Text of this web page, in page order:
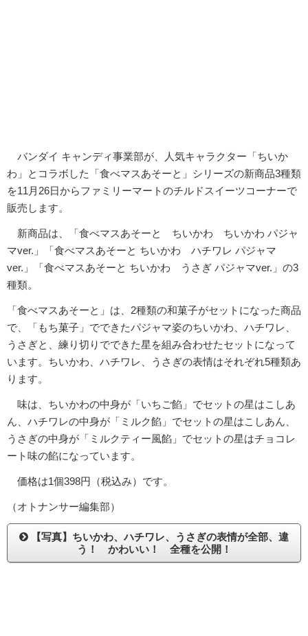
バンダイ キャンディ事業部が、人気キャラクター「ちいか
わ」とコラボした「食べマスあそーと」シリーズの新商品3種類
を11月26日からファミリーマートのチルドスイーツコーナーで
販売します。
新商品は、「食べマスあそーと ちいかわ ちいかわ パジャ
マver.」「食べマスあそーと ちいかわ ハチワレ パジャマ
ver.」「食べマスあそーと ちいかわ うさぎ パジャマver.」の3
種類。
「食べマスあそーと」は、2種類の和菓子がセットになった商品
で、「もち菓子」でできたパジャマ姿のちいかわ、ハチワレ、
うさぎと、練り切りでできた星を組み合わせたセットになって
います。ちいかわ、ハチワレ、うさぎの表情はそれぞれ5種類あ
ります。
味は、ちいかわの中身が「いちご餡」でセットの星はこしあ
ん、ハチワレの中身が「ミルク餡」でセットの星はこしあん、
うさぎの中身が「ミルクティー風餡」でセットの星はチョコレ
ート味の餡になっています。
価格は1個398円（税込み）です。
（オトナンサー編集部）
【写真】ちいかわ、ハチワレ、うさぎの表情が全部、違
う！ かわいい！ 全種を公開！